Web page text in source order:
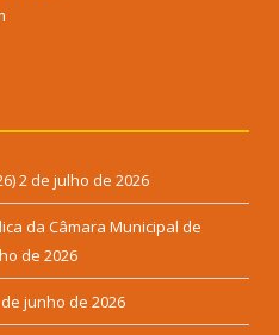
2 de julho de 2026
da Câmara Municipal de
de 2026
de junho de 2026